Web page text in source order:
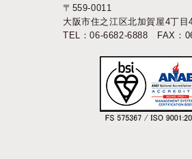
〒559-0011
大阪市住之江区北加賀屋4丁目
TEL：06-6682-6888 FAX：